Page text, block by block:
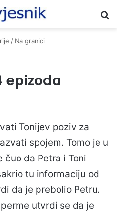
/ Na granici
epizoda
Tonijev poziv za
spojem. Tomo je u
čuo da Petra i Toni
tu informaciju od
da je prebolio Petru.
utvrdi se da je